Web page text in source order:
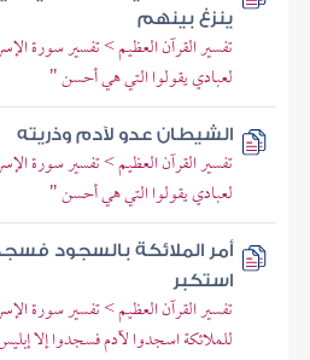
ينزغ بينهم
تفسير القرآن العظيم > تفسير سورة
لعبادي يقولوا التي هي أحسن "
الشيطان عدو لآدم وذريته
تفسير القرآن العظيم > تفسير سورة
لعبادي يقولوا التي هي أحسن "
أمر الملائكة بالسجود
استكبر
تفسير القرآن العظيم > تفسير سورة
للملائكة اسجدوا لآدم فسجدوا إلا